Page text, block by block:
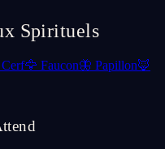
Spirituels
Cerf🦅 Faucon🦋 Papillon🦊